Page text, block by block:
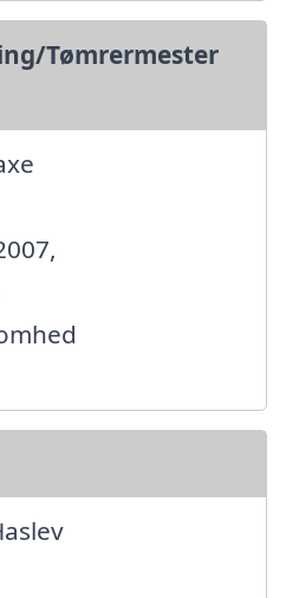
Tømrermester